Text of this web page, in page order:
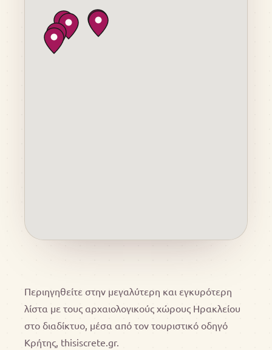
Περιηγηθείτε στην μεγαλύτερη και εγκυρότερη
λίστα με τους αρχαιολογικούς χώρους Ηρακλείου
στο διαδίκτυο, μέσα από τον τουριστικό οδηγό
Κρήτης, thisiscrete.gr.